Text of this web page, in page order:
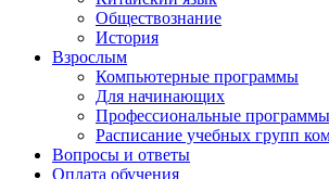
Обществознание
История
Взрослым
Компьютерные программы
Для начинающих
Профессиональные программы
Расписание учебных групп
Вопросы и ответы
Оплата обучения